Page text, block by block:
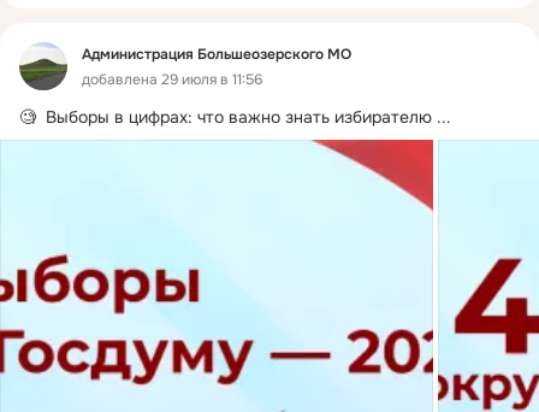
Администрация Большеозерского МО
добавлена 29 июля в 11:56
🧐  Выборы в цифрах: что важно знать избирателю ...